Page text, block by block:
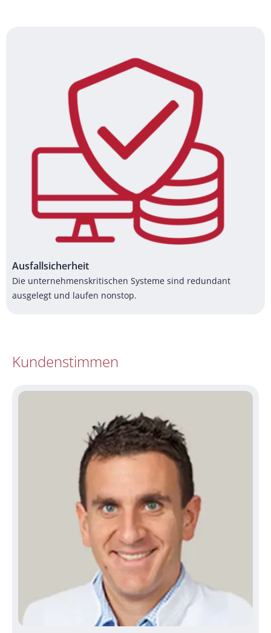
Ausfallsicherheit
Die unternehmenskritischen Systeme sind redundant
ausgelegt und laufen nonstop.
Kundenstimmen